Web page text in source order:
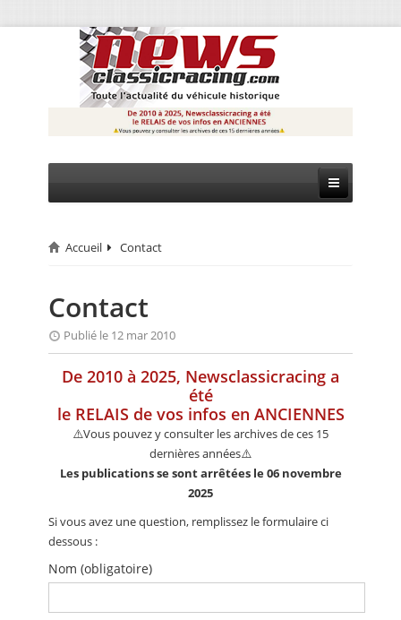
CIRCUIT
RALLYE
MONTAGNE
EVÈNEMENTS
CALENDRIER
VIDEO
ANNUAIRES
Accueil Contact
Contact
Publié le 12 mar 2010
De 2010 à 2025, Newsclassicracing a
été
le RELAIS de vos infos en ANCIENNES
⚠️Vous pouvez y consulter les archives de ces 15
dernières années⚠️
Les publications se sont arrêtées le 06 novembre
2025
Si vous avez une question, remplissez le formulaire ci
dessous :
Nom (obligatoire)